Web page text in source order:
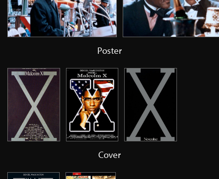
Poster
Cover